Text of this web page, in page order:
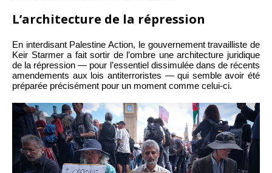
L’architecture de la répression
En interdisant Palestine Action, le gouvernement travailliste de
Keir Starmer a fait sortir de l’ombre une architecture juridique
de la répression — pour l’essentiel dissimulée dans de récents
amendements aux lois antiterroristes — qui semble avoir été
préparée précisément pour un moment comme celui-ci.